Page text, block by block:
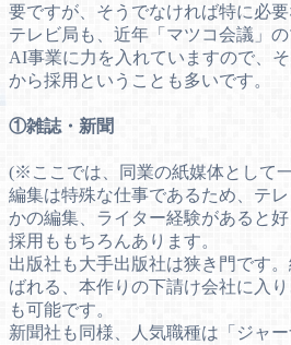
要ですが、そうでなければ特に必要
テレビ局も、近年「マツコ会議」の
AI事業に力を入れていますので、
から採用ということも多いです。
①雑誌・新聞
(※ここでは、同業の紙媒体として
編集は特殊な仕事であるため、テ
かの編集、ライター経験があると
採用ももちろんあります。
出版社も大手出版社は狭き門です
ばれる、本作りの下請け会社に入
も可能です。
新聞社も同様、人気職種は「ジャ